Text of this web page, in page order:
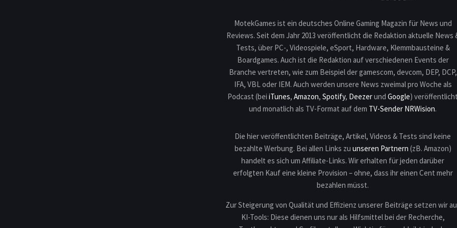
MotekGames ist ein deutsches Online Gaming Magazin für News und
Reviews. Seit dem Jahr 2013 veröffentlicht die Redaktion aktuelle News
Tests, über PC-, Videospiele, eSport, Hardware, Klemmbausteine &
Boardgames. Auch ist die Redaktion auf verschiedenen Events der
Branche vertreten, wie zum Beispiel der gamescom, devcom, DEP, DCP,
IFA, VBL oder IEM. Auch werden unsere News zweimal pro Woche als
Podcast (bei iTunes, Amazon, Spotify, Deezerund Google) veröffentlicht
und monatlich als TV-Format auf dem TV-Sender NRWision.
Die hier veröffentlichten Beiträge, Artikel, Videos & Tests sind keine
bezahlte Werbung. Bei allen Links zu unseren Partnern (zB. Amazon)
handelt es sich um Affiliate-Links. Wir erhalten für jeden darüber
erfolgten Kauf eine kleine Provision – ohne, dass ihr einen Cent mehr
bezahlen müsst.
Zur Steigerung von Qualität und Effizienz unserer Beiträge setzen wir
KI-Tools: Diese dienen uns nur als Hilfsmittel bei der Recherche,